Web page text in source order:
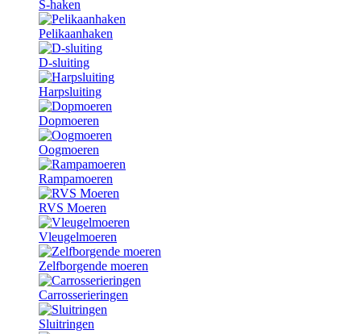
S-haken
Pelikaanhaken
D-sluiting
Harpsluiting
Dopmoeren
Oogmoeren
Rampamoeren
RVS Moeren
Vleugelmoeren
Zelfborgende moeren
Carrosserieringen
Sluitringen